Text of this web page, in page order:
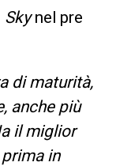
Skynel pre
di maturità,
anche più
il miglior
in